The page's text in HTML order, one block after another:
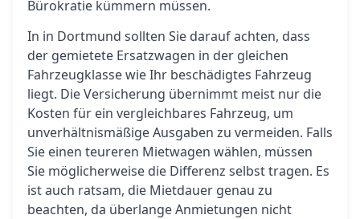
Bürokratie kümmern müssen.
In in Dortmund sollten Sie darauf achten, dass
der gemietete Ersatzwagen in der gleichen
Fahrzeugklasse wie Ihr beschädigtes Fahrzeug
liegt. Die Versicherung übernimmt meist nur die
Kosten für ein vergleichbares Fahrzeug, um
unverhältnismäßige Ausgaben zu vermeiden. Falls
Sie einen teureren Mietwagen wählen, müssen
Sie möglicherweise die Differenz selbst tragen. Es
ist auch ratsam, die Mietdauer genau zu
beachten, da überlange Anmietungen nicht